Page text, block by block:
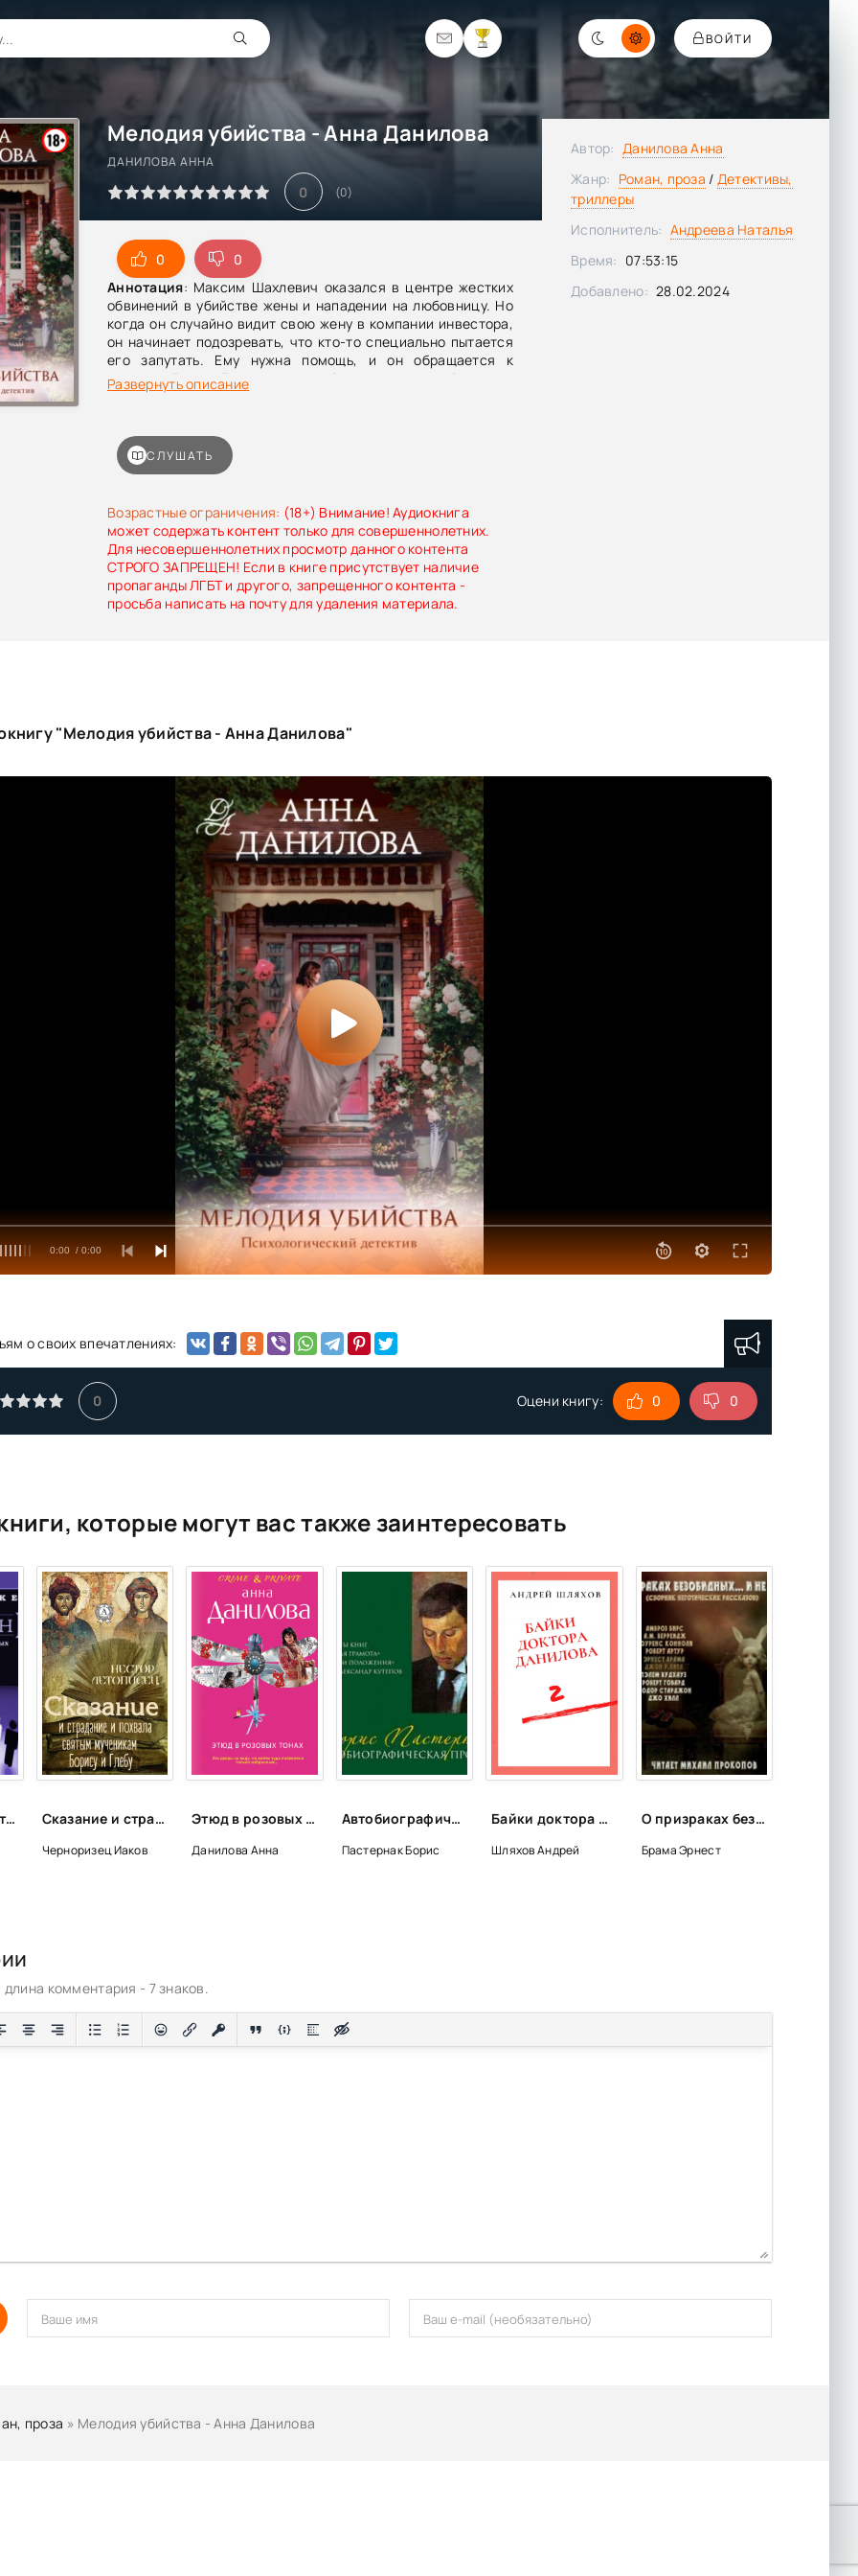
ВОЙТИ
Мелодия убийства - Анна Данилова
ДАНИЛОВА АННА
0 (0)
0
0
Аннотация: Максим Шахлевич оказался в центре жестких
обвинений в убийстве жены и нападении на любовницу. Но
когда он случайно видит свою жену в компании инвестора,
он начинает подозревать, что кто-то специально пытается
его запутать. Ему нужна помощь, и он обращается к
адвокату Борису Бронникову, чтобы тот помог разобраться в
этой запутанной истории.
Развернуть описание
Возрастные ограничения: (18+) Внимание! Аудиокнига
может содержать контент только для совершеннолетних.
Для несовершеннолетних просмотр данного контента
СТРОГО ЗАПРЕЩЕН! Если в книге присутствует наличие
пропаганды ЛГБТ и другого, запрещенного контента -
просьба написать на почту для удаления материала.
СЛУШАТЬ
Автор: Данилова Анна
Жанр: Роман, проза / Детективы,
триллеры
Исполнитель: Андреева Наталья
Время: 07:53:15
Добавлено: 28.02.2024
"Мелодия убийства - Анна Данилова"
0:00 / 0:00
о своих впечатлениях:
0 Оцени книгу: 0 0
которые могут вас также заинтересовать
Франчайзинг, ответы эксперта на 21 самый популярный вопрос о Создании франшизы - Джон Вон Эйкен Сказание и страдание и похвала святым мученикам Борису и Глебу - Иаков Черноризец
Черноризец Иаков
Этюд в розовых тонах - Анна Данилова
Данилова Анна
Автобиографическая проза - Борис Пастернак
Пастернак Борис
Байки доктора Данилова 2 - Андрей Шляхов
Шляхов Андрей
О призраках безобидных... и не очень (Сборник)
Брама Эрнест
комментария - 7 знаков.
проза » Мелодия убийства - Анна Данилова